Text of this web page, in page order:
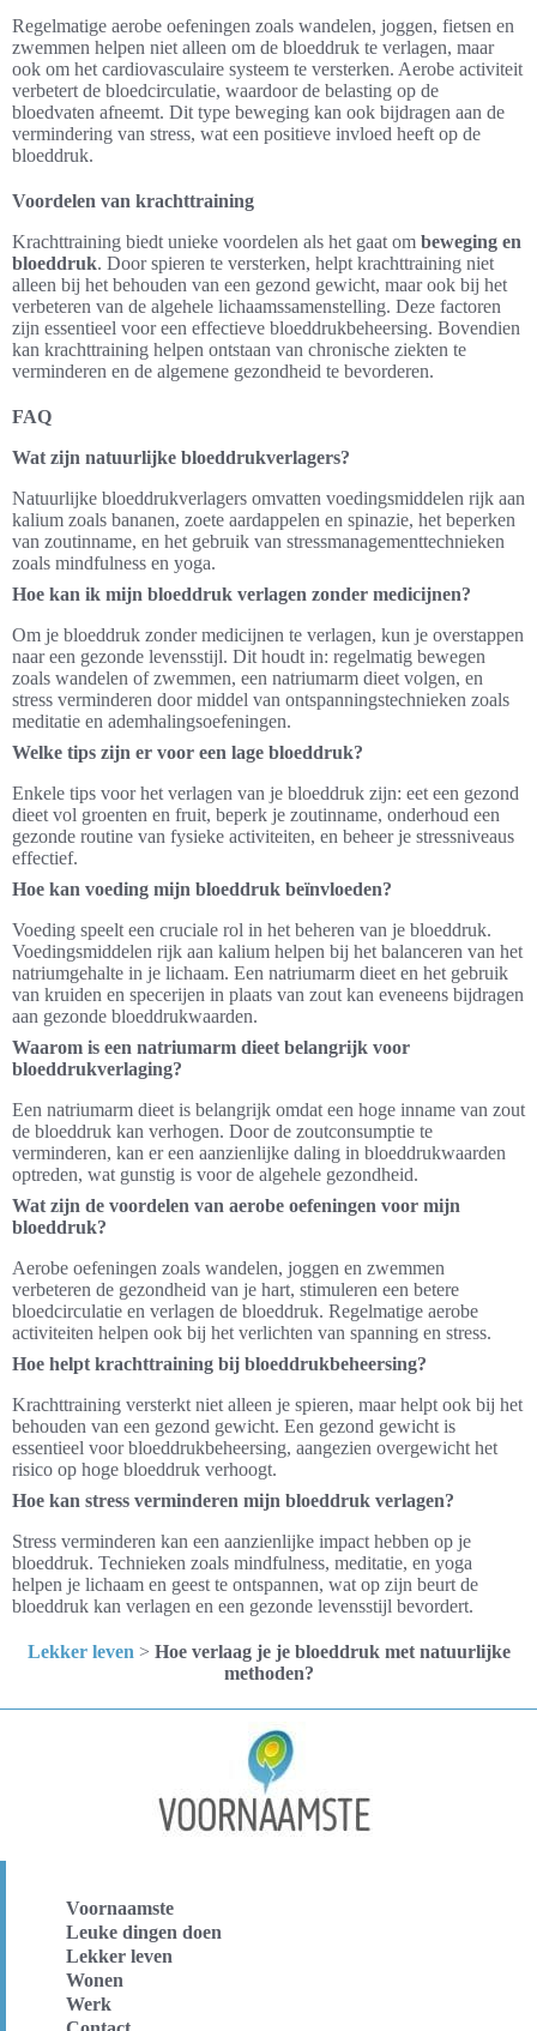
Regelmatige aerobe oefeningen zoals wandelen, joggen, fietsen en
zwemmen helpen niet alleen om de bloeddruk te verlagen, maar
ook om het cardiovasculaire systeem te versterken. Aerobe activiteit
verbetert de bloedcirculatie, waardoor de belasting op de
bloedvaten afneemt. Dit type beweging kan ook bijdragen aan de
vermindering van stress, wat een positieve invloed heeft op de
bloeddruk.
Voordelen van krachttraining
Krachttraining biedt unieke voordelen als het gaat om beweging en
bloeddruk. Door spieren te versterken, helpt krachttraining niet
alleen bij het behouden van een gezond gewicht, maar ook bij het
verbeteren van de algehele lichaamssamenstelling. Deze factoren
zijn essentieel voor een effectieve bloeddrukbeheersing. Bovendien
kan krachttraining helpen ontstaan van chronische ziekten te
verminderen en de algemene gezondheid te bevorderen.
FAQ
Wat zijn natuurlijke bloeddrukverlagers?
Natuurlijke bloeddrukverlagers omvatten voedingsmiddelen rijk aan
kalium zoals bananen, zoete aardappelen en spinazie, het beperken
van zoutinname, en het gebruik van stressmanagementtechnieken
zoals mindfulness en yoga.
Hoe kan ik mijn bloeddruk verlagen zonder medicijnen?
Om je bloeddruk zonder medicijnen te verlagen, kun je overstappen
naar een gezonde levensstijl. Dit houdt in: regelmatig bewegen
zoals wandelen of zwemmen, een natriumarm dieet volgen, en
stress verminderen door middel van ontspanningstechnieken zoals
meditatie en ademhalingsoefeningen.
Welke tips zijn er voor een lage bloeddruk?
Enkele tips voor het verlagen van je bloeddruk zijn: eet een gezond
dieet vol groenten en fruit, beperk je zoutinname, onderhoud een
gezonde routine van fysieke activiteiten, en beheer je stressniveaus
effectief.
Hoe kan voeding mijn bloeddruk beïnvloeden?
Voeding speelt een cruciale rol in het beheren van je bloeddruk.
Voedingsmiddelen rijk aan kalium helpen bij het balanceren van het
natriumgehalte in je lichaam. Een natriumarm dieet en het gebruik
van kruiden en specerijen in plaats van zout kan eveneens bijdragen
aan gezonde bloeddrukwaarden.
Waarom is een natriumarm dieet belangrijk voor
bloeddrukverlaging?
Een natriumarm dieet is belangrijk omdat een hoge inname van zout
de bloeddruk kan verhogen. Door de zoutconsumptie te
verminderen, kan er een aanzienlijke daling in bloeddrukwaarden
optreden, wat gunstig is voor de algehele gezondheid.
Wat zijn de voordelen van aerobe oefeningen voor mijn
bloeddruk?
Aerobe oefeningen zoals wandelen, joggen en zwemmen
verbeteren de gezondheid van je hart, stimuleren een betere
bloedcirculatie en verlagen de bloeddruk. Regelmatige aerobe
activiteiten helpen ook bij het verlichten van spanning en stress.
Hoe helpt krachttraining bij bloeddrukbeheersing?
Krachttraining versterkt niet alleen je spieren, maar helpt ook bij het
behouden van een gezond gewicht. Een gezond gewicht is
essentieel voor bloeddrukbeheersing, aangezien overgewicht het
risico op hoge bloeddruk verhoogt.
Hoe kan stress verminderen mijn bloeddruk verlagen?
Stress verminderen kan een aanzienlijke impact hebben op je
bloeddruk. Technieken zoals mindfulness, meditatie, en yoga
helpen je lichaam en geest te ontspannen, wat op zijn beurt de
bloeddruk kan verlagen en een gezonde levensstijl bevordert.
Lekker leven > Hoe verlaag je je bloeddruk met natuurlijke
methoden?
Voornaamste
Leuke dingen doen
Lekker leven
Wonen
Werk